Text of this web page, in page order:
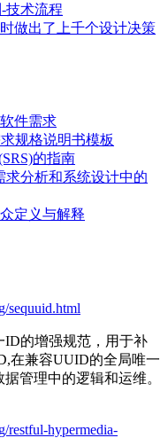
技术流程
做出了上千个设计决策
件需求
规格说明书模板
的指南
求分析和系统设计中的
定义与解释
sequuid.html
ID的增强规范，用于补
在兼容UUID的全局唯一
管理中的逻辑和运维。
restful-hypermedia-